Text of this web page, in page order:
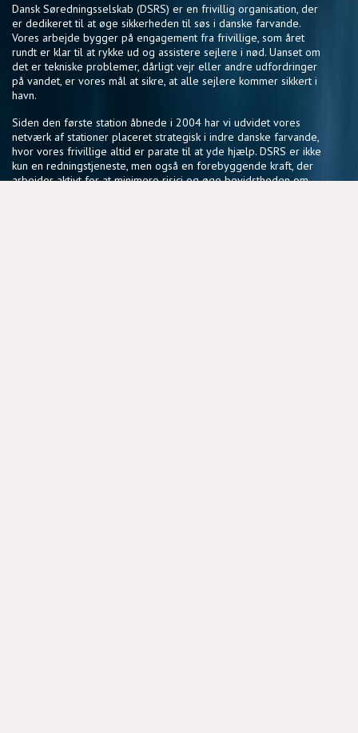
Dansk Søredningsselskab (DSRS) er en frivillig organisation, der
er dedikeret til at øge sikkerheden til søs i danske farvande.
Vores arbejde bygger på engagement fra frivillige, som året
rundt er klar til at rykke ud og assistere sejlere i nød. Uanset om
det er tekniske problemer, dårligt vejr eller andre udfordringer
på vandet, er vores mål at sikre, at alle sejlere kommer sikkert i
havn.
Siden den første station åbnede i 2004 har vi udvidet vores
netværk af stationer placeret strategisk i indre danske farvande,
hvor vores frivillige altid er parate til at yde hjælp. DSRS er ikke
kun en redningstjeneste, men også en forebyggende kraft, der
arbejder aktivt for at minimere risici og øge bevidstheden om